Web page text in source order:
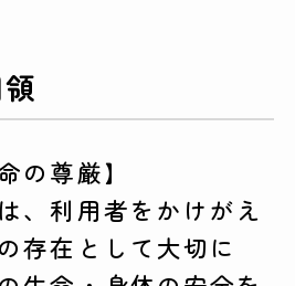
の尊厳】
、利用者をかけがえ
存在として大切に